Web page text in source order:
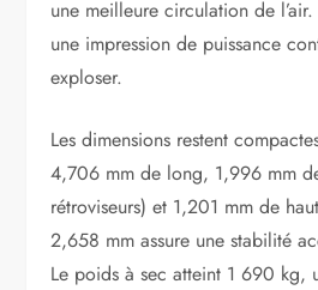
une meilleure circulation de l’air.
une impression de puissance
exploser.
Les dimensions restent
4,706 mm de long, 1,996 mm
rétroviseurs) et 1,201 mm de
2,658 mm assure une stabilité
Le poids à sec atteint 1 690 kg,